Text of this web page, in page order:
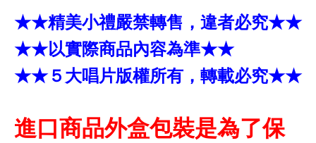
★★精美小禮嚴禁轉售，違者必究★★
★★以實際商品內容為準★★
★★５大唱片版權所有，轉載必究★★
進口商品外盒包裝是為了保